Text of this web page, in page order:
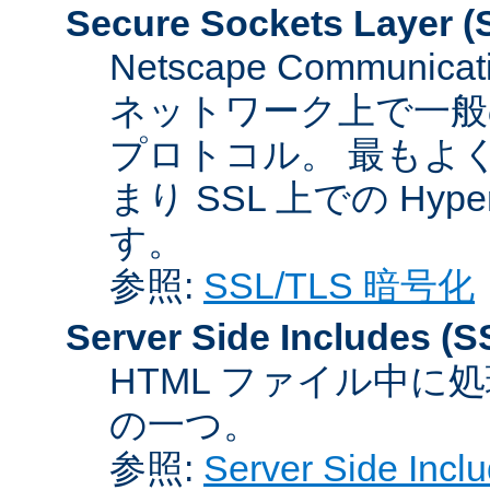
Secure Sockets Layer
Netscape
ネットワーク上で一
プロトコル。 最もよ
まり SSL 上での
す。
参照: SSL/TLS 暗号化
Server Side Includes
HTML ファイル中に
の一つ。
参照: Server Side